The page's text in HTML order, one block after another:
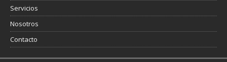
Servicios
Nosotros
Contacto